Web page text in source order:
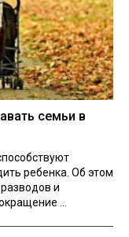
семьи в
ребенка. Об этом
и
...